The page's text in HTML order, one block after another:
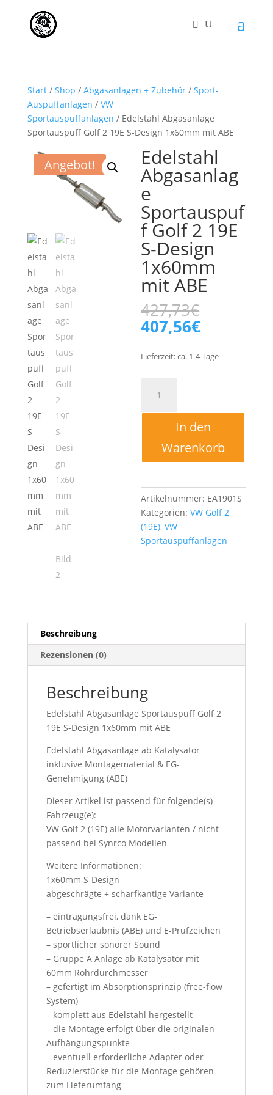
Start/ Shop / Abgasanlagen + Zubehör/ Sport-
Auspuffanlagen / VW
Sportauspuffanlagen / Edelstahl Abgasanlage
Sportauspuff Golf 2 19E S-Design 1x60mm mit ABE
Angebot! Edelstahl
Abgasanlag
e
Sportauspuf
f Golf 2 19E
S-Design
1x60mm
mit ABE
427,73€
427,73€
407,56€Aktueller
ist:
407,56€.
Lieferzeit:ca. 1-4Tage
Abgasanlage
Sportauspuff
1x60mm
mit
ABE
Menge
In den
Warenkorb
Artikelnummer: EA1901S
Kategorien:VW Golf 2
(19E),VW
Sportauspuffanlagen
Beschreibung
Rezensionen (0)
Beschreibung
Edelstahl Abgasanlage Sportauspuff Golf 2
19E S-Design 1x60mm mit ABE
Edelstahl Abgasanlage ab Katalysator
inklusive Montagematerial & EG-
Genehmigung (ABE)
Dieser Artikel ist passend für folgende(s)
Fahrzeug(e):
VW Golf 2 (19E) alle Motorvarianten / nicht
passend bei Synrco Modellen
Weitere Informationen:
1x60mm S-Design
abgeschrägte + scharfkantige Variante
– eintragungsfrei, dank EG-
Betriebserlaubnis (ABE) und E-Prüfzeichen
– sportlicher sonorer Sound
– Gruppe A Anlage ab Katalysator mit
60mm Rohrdurchmesser
– gefertigt im Absorptionsprinzip (free-flow
System)
– komplett aus Edelstahl hergestellt
– die Montage erfolgt über die originalen
Aufhängungspunkte
– eventuell erforderliche Adapter oder
Reduzierstücke für die Montage gehören
zum Lieferumfang